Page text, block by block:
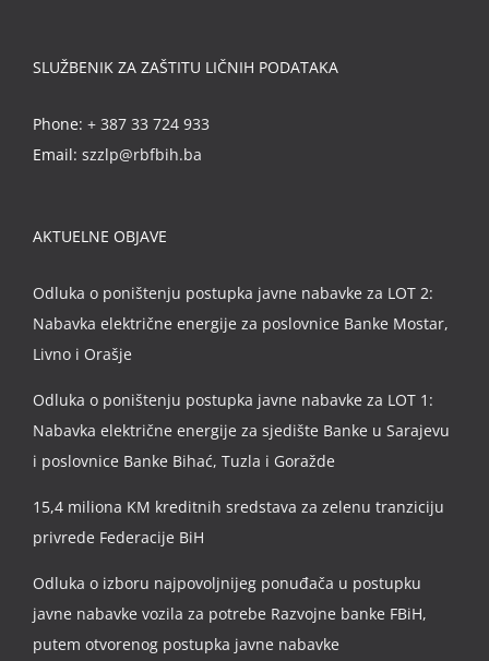
SLUŽBENIK ZA ZAŠTITU LIČNIH PODATAKA
Phone: + 387 33 724 933
Email: szzlp@rbfbih.ba
AKTUELNE OBJAVE
Odluka o poništenju postupka javne nabavke za LOT 2:
Nabavka električne energije za poslovnice Banke Mostar,
Livno i Orašje
Odluka o poništenju postupka javne nabavke za LOT 1:
Nabavka električne energije za sjedište Banke u Sarajevu
i poslovnice Banke Bihać, Tuzla i Goražde
15,4 miliona KM kreditnih sredstava za zelenu tranziciju
privrede Federacije BiH
Odluka o izboru najpovoljnijeg ponuđača u postupku
javne nabavke vozila za potrebe Razvojne banke FBiH,
putem otvorenog postupka javne nabavke